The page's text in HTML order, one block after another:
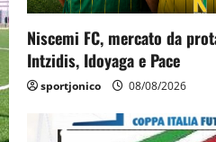
Niscemi FC, mercato da
Intzidis, Idoyaga e Pace
sportjonico 08/08/2026